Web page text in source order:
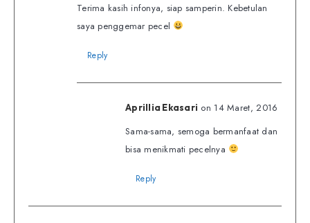
Terima kasih infonya, siap samperin. Kebetulan
saya penggemar pecel
Reply
Aprillia Ekasari on 14 Maret, 2016
Sama-sama, semoga bermanfaat dan
bisa menikmati pecelnya
Reply